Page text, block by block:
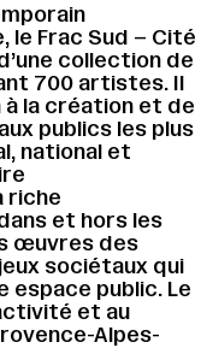
Les
le Frac Sud – Cité
collection de
700 artistes. Il
la création et de
publics les plus
national et
riche
et hors les
œuvres des
sociétaux qui
public. Le
et au
Alpes-